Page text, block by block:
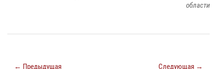
области
← Предыдущая Следующая →